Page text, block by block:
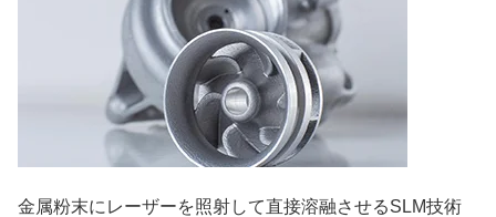
金属粉末にレーザーを照射して直接溶融させるSLM技術